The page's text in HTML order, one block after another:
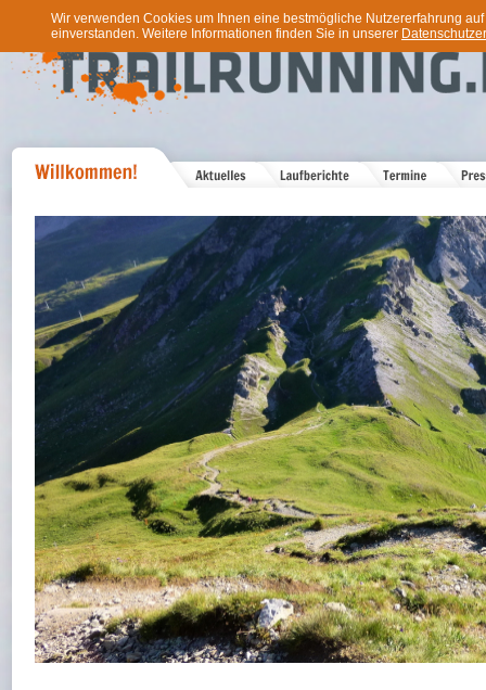
Wir verwenden Cookies um Ihnen eine bestmögliche Nutzererfahrung
einverstanden. Weitere Informationen finden Sie in unserer